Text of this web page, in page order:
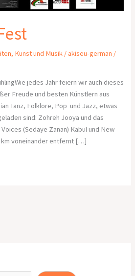
, Kunst und Musik /akiseu-german /
jedes Jahr feiern wir auch dieses
Freude und besten Künstlern aus
Tanz, Folklore, Pop und Jazz, etwas
sind: Zohreh Jooya und das
(Sedaye Zanan) Kabul und New
km voneinander entfernt […]